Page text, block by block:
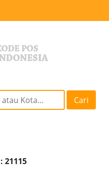
Cari
21115